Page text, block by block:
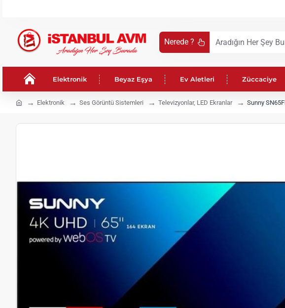
Nerede ?
Aradığın
Burada
!
Elektronik Beyaz Eşya Ev Aletleri Züccaciye
Elektronik Ses Görüntü Sistemleri Televizyonlar, LED Ekranlar Sunny